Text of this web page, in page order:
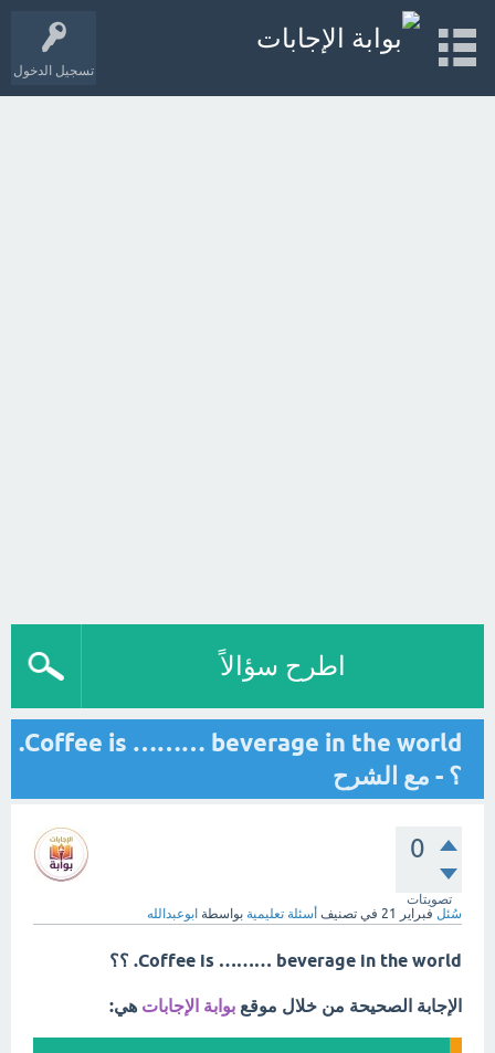
تسجيل الدخول
اطرح سؤالاً
Coffee is ……… beverage in the world.
؟ - مع الشرح
0
تصويتات
سُئل فبراير 21 في تصنيف أسئلة تعليمية بواسطة ابوعبدالله
Coffee is ……… beverage in the world. ؟؟
الإجابة الصحيحة من خلال موقع بوابة الإجابات هي: